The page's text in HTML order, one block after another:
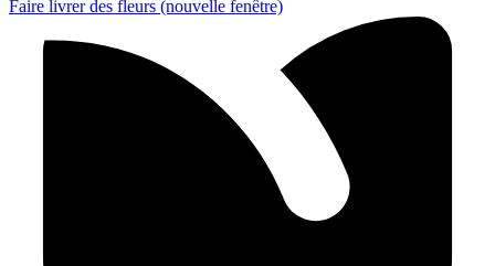
Faire livrer des fleurs (nouvelle fenêtre)